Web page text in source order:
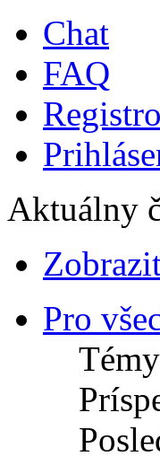
Chat
FAQ
Aktuálny
Pro
Témy